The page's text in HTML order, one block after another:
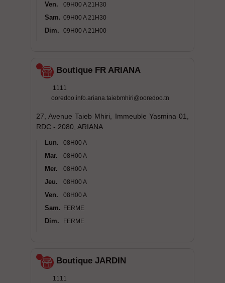
Ven. 09H00 A 21H30
Sam. 09H00 A 21H30
Dim. 09H00 A 21H00
Boutique FR ARIANA
1111
ooredoo.info.ariana.taiebmhiri@ooredoo.tn
27, Avenue Taieb Mhiri, Immeuble Yasmina 01,
RDC - 2080, ARIANA
Lun. 08H00 A
Mar. 08H00 A
Mer. 08H00 A
Jeu. 08H00 A
Ven. 08H00 A
Sam. FERME
Dim. FERME
Boutique JARDIN
1111